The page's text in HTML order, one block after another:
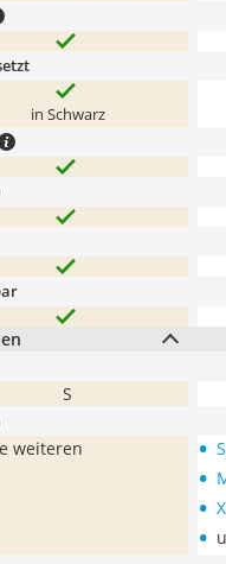
in Schwarz
S
weiteren • S
•
•
•